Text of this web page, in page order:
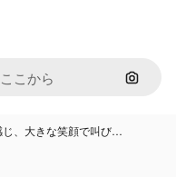
画像で
、大きな笑顔で叫び…